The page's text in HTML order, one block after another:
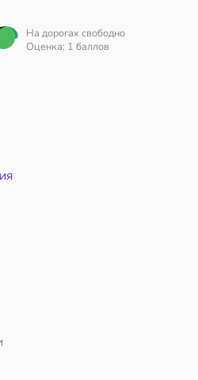
На дорогах свободно
Оценка: 1 баллов